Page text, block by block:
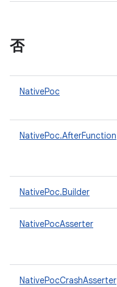
否
NativePoc
NativePoc.AfterFunction
NativePoc.Builder
NativePocAsserter
NativePocCrashAsserter